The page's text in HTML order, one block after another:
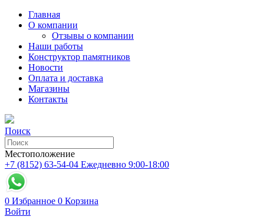
Главная
О компании
Отзывы о компании
Наши работы
Конструктор памятников
Новости
Оплата и доставка
Магазины
Контакты
Поиск
Местоположение
+7 (8152) 63-54-04 Ежедневно 9:00-18:00
0 Избранное 0 Корзина
Войти